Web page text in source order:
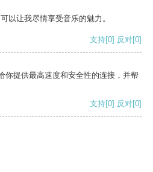
以让我尽情享受音乐的魅力。
支持[0] 反对[0]
你提供最高速度和安全性的连接，并帮
支持[0] 反对[0]